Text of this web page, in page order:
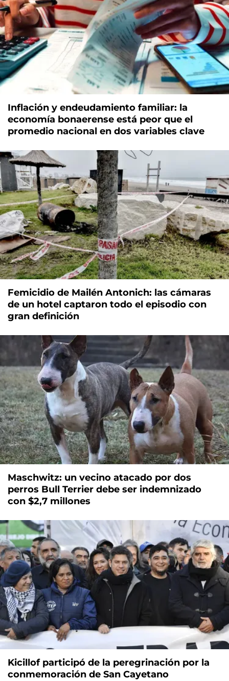
Inflación y endeudamiento familiar: la
economía bonaerense está peor que el
promedio nacional en dos variables clave
Femicidio de Mailén Antonich: las cámaras
de un hotel captaron todo el episodio con
gran definición
Maschwitz: un vecino atacado por dos
perros Bull Terrier debe ser indemnizado
con $2,7 millones
Kicillof participó de la peregrinación por la
conmemoración de San Cayetano